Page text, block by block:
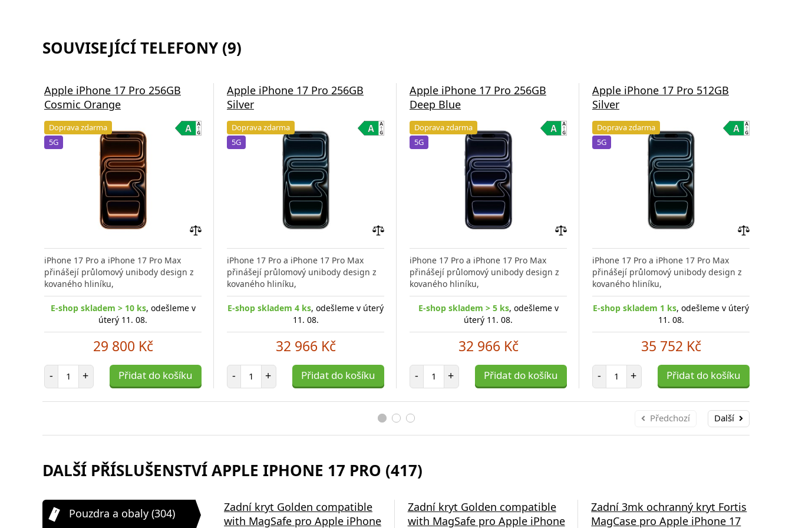
SOUVISEJÍCÍ TELEFONY (9)
Apple iPhone 17 Pro 256GB
Cosmic Orange
Doprava zdarma
5G
porovnání
iPhone 17 Pro a iPhone 17 Pro Max
přinášejí průlomový unibody design z
kovaného hliníku,
E-shop skladem > 10 ks, odešleme v
úterý 11. 08.
29 800 Kč
- Počet položek
+ Přidat do košíku
Apple iPhone 17 Pro 256GB
Silver
Doprava zdarma
5G
porovnání
iPhone 17 Pro a iPhone 17 Pro Max
přinášejí průlomový unibody design z
kovaného hliníku,
E-shop skladem 4 ks, odešleme v úterý
11. 08.
32 966 Kč
- Počet položek
+ Přidat do košíku
Apple iPhone 17 Pro 256GB
Deep Blue
Doprava zdarma
5G
porovnání
iPhone 17 Pro a iPhone 17 Pro Max
přinášejí průlomový unibody design z
kovaného hliníku,
E-shop skladem > 5 ks, odešleme v
úterý 11. 08.
32 966 Kč
- Počet položek
+ Přidat do košíku
Apple iPhone 17 Pro 512GB
Silver
Doprava zdarma
5G
iPhone 17 Pro a iPhone 17 Pro Max
přinášejí průlomový unibody design z
kovaného hliníku,
E-shop skladem 1 ks, odešleme v úterý
11. 08.
35 752 Kč
- Počet položek
+ Přidat do košíku
Předchozí Další
DALŠÍ PŘÍSLUŠENSTVÍ APPLE IPHONE 17 PRO (417)
Pouzdra a obaly (304)
Zadní kryt Golden compatible
with MagSafe pro Apple iPhone
Zadní kryt Golden compatible
with MagSafe pro Apple iPhone
Zadní 3mk ochranný kryt Fortis
MagCase pro Apple iPhone 17
Samsung EP-P2400BBE 15W
Podložka pro Bezdrátové
Bezdrátová nabíječka Swissten
2v1 černá